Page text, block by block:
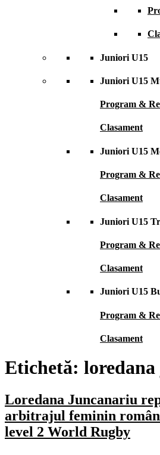
Juniori U15
Juniori U15
Program &
Clasament
Juniori U15
Program &
Clasament
Juniori U15
Program &
Clasament
Juniori U15
Program &
Clasament
Etichetă:
Loredana Juncanariu
arbitrajul feminin
level 2 World Rugby